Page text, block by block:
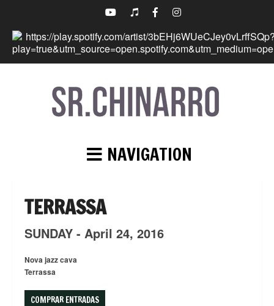
NAVIGATION
TERRASSA
SUNDAY - April 24, 2016
Nova jazz cava
Terrassa
COMPRAR ENTRADAS